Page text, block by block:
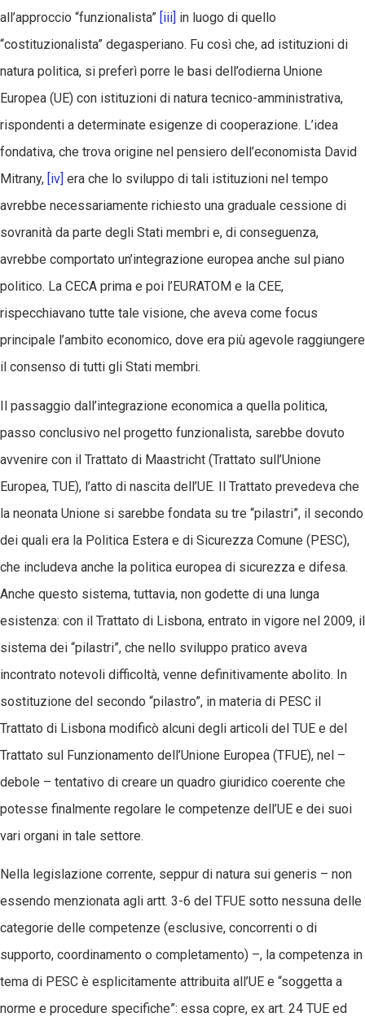
all’approccio “funzionalista” [iii] in luogo di quello
“costituzionalista” degasperiano. Fu così che, ad istituzioni di
natura politica, si preferì porre le basi dell’odierna Unione
Europea (UE) con istituzioni di natura tecnico-amministrativa,
rispondenti a determinate esigenze di cooperazione. L’idea
fondativa, che trova origine nel pensiero dell’economista David
Mitrany, [iv] era che lo sviluppo di tali istituzioni nel tempo
avrebbe necessariamente richiesto una graduale cessione di
sovranità da parte degli Stati membri e, di conseguenza,
avrebbe comportato un’integrazione europea anche sul piano
politico. La CECA prima e poi l’EURATOM e la CEE,
rispecchiavano tutte tale visione, che aveva come focus
principale l’ambito economico, dove era più agevole raggiungere
il consenso di tutti gli Stati membri.
Il passaggio dall’integrazione economica a quella politica,
passo conclusivo nel progetto funzionalista, sarebbe dovuto
avvenire con il Trattato di Maastricht (Trattato sull’Unione
Europea, TUE), l’atto di nascita dell’UE. Il Trattato prevedeva che
la neonata Unione si sarebbe fondata su tre “pilastri”, il secondo
dei quali era la Politica Estera e di Sicurezza Comune (PESC),
che includeva anche la politica europea di sicurezza e difesa.
Anche questo sistema, tuttavia, non godette di una lunga
esistenza: con il Trattato di Lisbona, entrato in vigore nel 2009, il
sistema dei “pilastri”, che nello sviluppo pratico aveva
incontrato notevoli difficoltà, venne definitivamente abolito. In
sostituzione del secondo “pilastro”, in materia di PESC il
Trattato di Lisbona modificò alcuni degli articoli del TUE e del
Trattato sul Funzionamento dell’Unione Europea (TFUE), nel –
debole – tentativo di creare un quadro giuridico coerente che
potesse finalmente regolare le competenze dell’UE e dei suoi
vari organi in tale settore.
Nella legislazione corrente, seppur di natura sui generis – non
essendo menzionata agli artt. 3-6 del TFUE sotto nessuna delle
categorie delle competenze (esclusive, concorrenti o di
supporto, coordinamento o completamento) –, la competenza in
tema di PESC è esplicitamente attribuita all’UE e “soggetta a
norme e procedure specifiche”: essa copre, ex art. 24 TUE ed